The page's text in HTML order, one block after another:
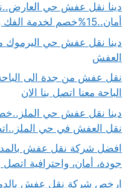
أمان..15%خصم لخدمة الفك والتركيب
العفش
الباحة معنا اتصل بنا الان
نقل العفش في حي
جودة، أمان، واحترافية اتصل